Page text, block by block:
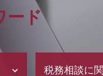
ード
税務相談に